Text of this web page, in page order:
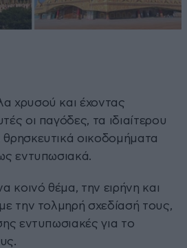
χρυσού και έχοντας
οι παγόδες, τα ιδιαίτερου
θρησκευτικά οικοδομήματα
εντυπωσιακά.
κοινό θέμα, την ειρήνη και
την τολμηρή σχεδίασή τους,
εντυπωσιακές για το